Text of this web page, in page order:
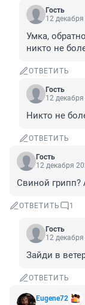
Гость
12
Умка,
никто не
ОТВЕТИТЬ
Гость
12
Никто не
ОТВЕТИТЬ
Гость
12 декабря
Свиной грипп?
ОТВЕТИТЬ 1
Гость
12
Зайди в
ОТВЕТИТЬ
Eugene72